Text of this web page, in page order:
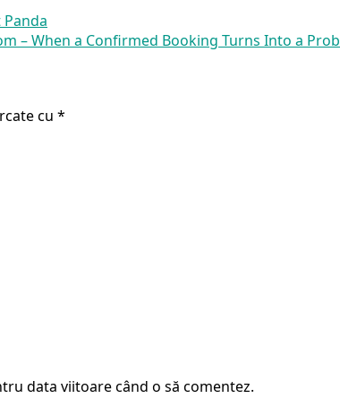
Panda
– When a Confirmed Booking Turns Into a
cu *
data viitoare când o să comentez.